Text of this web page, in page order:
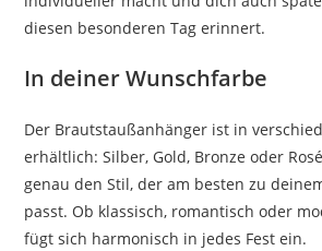
diesen besonderen Tag erinnert.
In deiner Wunschfarbe
Der Brautstaußanhänger ist in
erhältlich: Silber, Gold, Bronze oder
genau den Stil, der am besten zu
passt. Ob klassisch, romantisch oder
fügt sich harmonisch in jedes Fest ein.